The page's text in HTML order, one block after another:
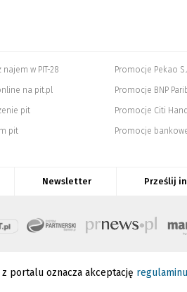
najem w PIT-28
na pit.pl
pit
pit
Promocje Pekao
Promocje BNP
Promocje Citi
Promocje
Newsletter Prześlij
portalu oznacza akceptację regulaminu